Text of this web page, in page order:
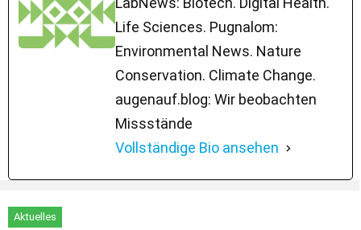
Life Sciences. Pugnalom:
Environmental News. Nature
Conservation. Climate Change.
augenauf.blog: Wir beobachten
Missstände
Vollständige Bio ansehen
Aktuelles